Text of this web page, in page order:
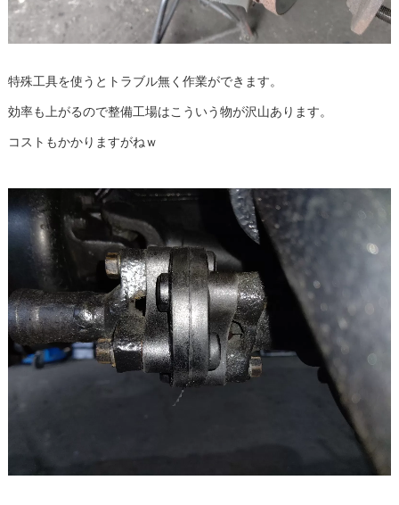
特殊工具を使うとトラブル無く作業ができます。
効率も上がるので整備工場はこういう物が沢山あります。
コストもかかりますがねｗ